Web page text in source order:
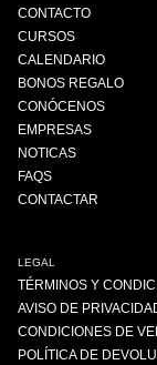
CONTACTO
CURSOS
CALENDARIO
BONOS REGALO
CONÓCENOS
EMPRESAS
NOTICAS
FAQS
CONTACTAR
LEGAL
TÉRMINOS Y
AVISO DE
CONDICIONES DE
POLÍTICA DE